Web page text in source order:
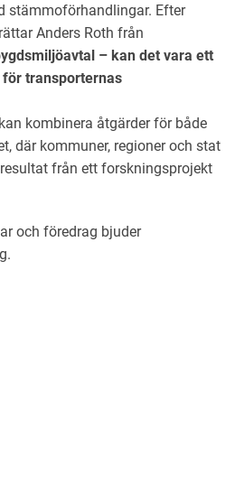
stämmoförhandlingar. Efter
Anders Roth från
– kan det vara ett
transporternas
kombinera åtgärder för både
där kommuner, regioner och stat
från ett forskningsprojekt
och föredrag bjuder